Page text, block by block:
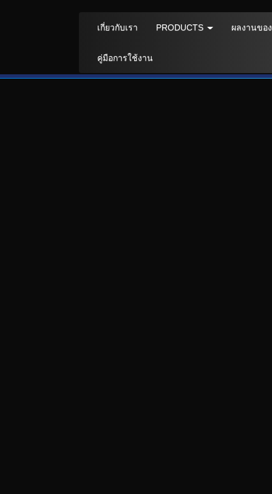
เกี่ยวกับเรา PRODUCTS ผลงานขอ
คู่มือการใช้งาน